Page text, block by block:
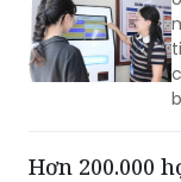
Hơn 200.000